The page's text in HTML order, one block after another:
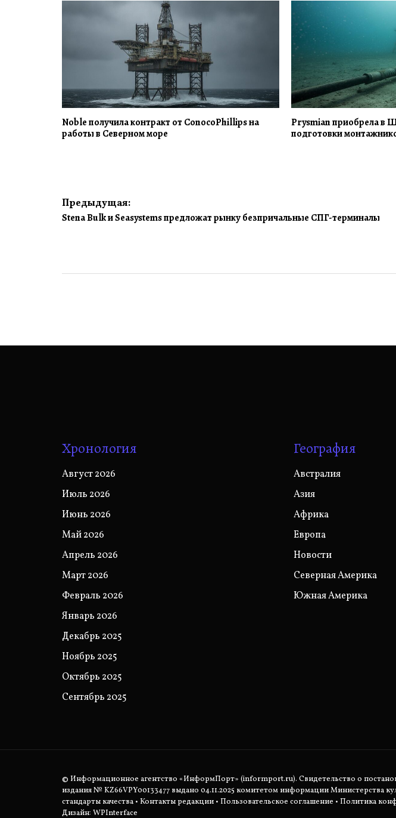
Noble получила контракт от ConocoPhillips на
работы в Северном море
Prysmian приобрела в
подготовки
Навигация
Предыдущая:
Stena Bulk и Seasystems предложат рынку безпричальные СПГ-терминалы
Хронология
Август 2026
Июль 2026
Июнь 2026
Май 2026
Апрель 2026
Март 2026
Февраль 2026
Январь 2026
Декабрь 2025
Ноябрь 2025
Октябрь 2025
Сентябрь 2025
География
Австралия
Азия
Африка
Европа
Новости
Северная Америка
Южная Америка
© Информационное агентство «ИнформПорт» (informport.ru). Свидетельство о
издания № KZ66VPY00133477 выдано 04.11.2025 комитетом информации Министерства
стандарты качества •Контакты редакции •Пользовательское соглашение •Политика
Дизайн: WPInterface